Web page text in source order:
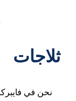
ثلاجات
نحن في